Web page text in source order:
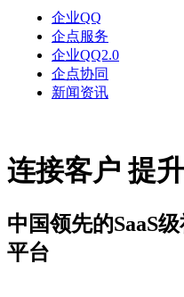
企业QQ
企点服务
企业QQ2.0
企点协同
新闻资讯
连接客户 提
中国领先的SaaS
平台